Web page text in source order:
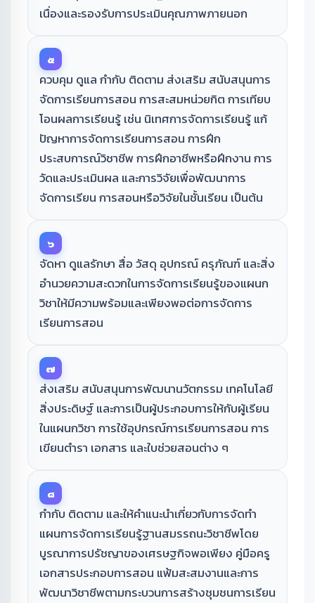
เนื่องและรองรับการประเมินคุณภาพภายนอก
๕
ควบคุม ดูแล กำกับ ติดตาม ส่งเสริม สนับสนุนการ
จัดการเรียนการสอน การสะสมหน่วยกิต การเทียบ
โอนผลการเรียนรู้ เช่น นิเทศการจัดการเรียนรู้ แก้
ปัญหาการจัดการเรียนการสอน การฝึก
ประสบการณ์วิชาชีพ การฝึกอาชีพหรือฝึกงาน การ
วัดและประเมินผล และการวิจัยเพื่อพัฒนาการ
จัดการเรียน การสอนหรือวิจัยในชั้นเรียน เป็นต้น
๖
จัดหา ดูแลรักษา สื่อ วัสดุ อุปกรณ์ ครุภัณฑ์ และสิ่ง
อำนวยความสะดวกในการจัดการเรียนรู้ของแผนก
วิชาให้มีความพร้อมและเพียงพอต่อการจัดการ
เรียนการสอน
๗
ส่งเสริม สนับสนุนการพัฒนานวัตกรรม เทคโนโลยี
สิ่งประดิษฐ์ และการเป็นผู้ประกอบการให้กับผู้เรียน
ในแผนกวิชา การใช้อุปกรณ์การเรียนการสอน การ
เขียนตำรา เอกสาร และใบช่วยสอนต่าง ๆ
๘
กำกับ ติดตาม และให้คำแนะนำเกี่ยวกับการจัดทำ
แผนการจัดการเรียนรู้ฐานสมรรถนะวิชาชีพโดย
บูรณาการปรัชญาของเศรษฐกิจพอเพียง คู่มือครู
เอกสารประกอบการสอน แฟ้มสะสมงานและการ
พัฒนาวิชาชีพตามกระบวนการสร้างชุมชนการเรียน